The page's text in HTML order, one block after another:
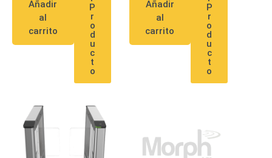
Añadir
al
carrito
P
r
o
d
u
c
t
o
Añadir
al
carrito
P
r
o
d
u
c
t
o